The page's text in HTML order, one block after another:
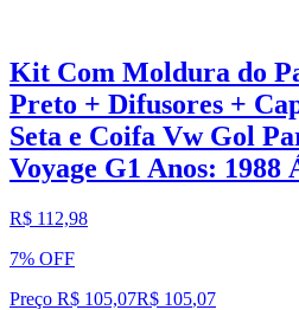
Kit Com Moldura do
Preto + Difusores +
Seta e Coifa Vw Gol
Voyage G1 Anos: 1988
R$ 112,98
7% OFF
Preço R$ 105,07R$ 105,07